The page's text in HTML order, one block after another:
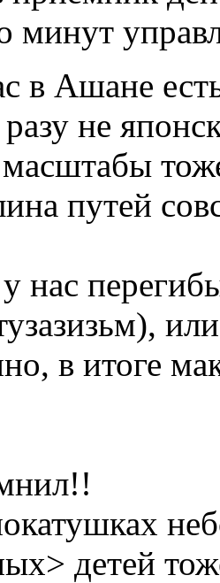
минут
в Ашане
не
путей
нас
в итоге
детей